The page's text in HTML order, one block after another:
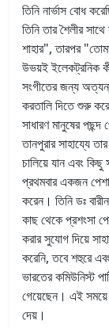
তিনি নার্ভাস বোধ
তিনি তার শৈলীর
শাহার", তারপর
উভয়ই ইলেকট্রনিক
সংগীতের জন্য
করতালি দিতে শুরু
সাধারণ মানুষের
তানপুরার সাহায্যে
চালিয়ে যান এবং
প্রথমবার একজন
করেন। তিনি ডঃ
কাছ থেকে প্রশংসা
করার সুযোগ দিয়ে
করেনি, তবে শহুরে
ভারতের কমিউনিস্ট
গেয়েছেন। এই সময়ে
দেয়।